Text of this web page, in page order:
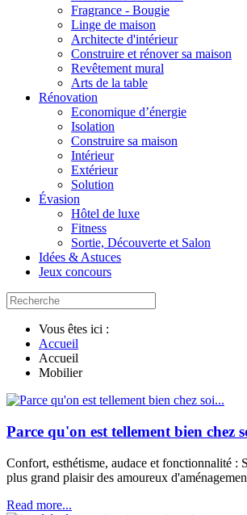
Fragrance - Bougie
Linge de maison
Architecte d'intérieur
Construire et rénover sa maison
Revêtement mural
Arts de la table
Rénovation
Economique d’énergie
Isolation
Construire sa maison
Intérieur
Extérieur
Solution
Évasion
Hôtel de luxe
Fitness
Sortie, Découverte et Salon
Idées & Astuces
Jeux concours
Vous êtes ici :
Accueil
Accueil
Mobilier
Parce qu'on est tellement bien chez
Confort, esthétisme, audace et fonctionnalité :
plus grand plaisir des amoureux
Read more...